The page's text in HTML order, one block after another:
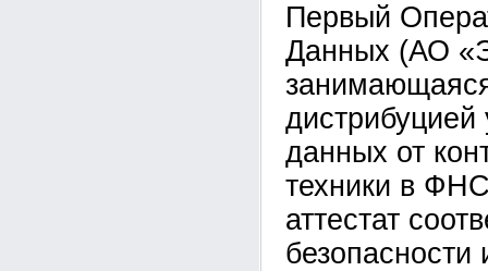
Первый
Данных (АО
дистрибуцией
данных от
техники в
аттестат